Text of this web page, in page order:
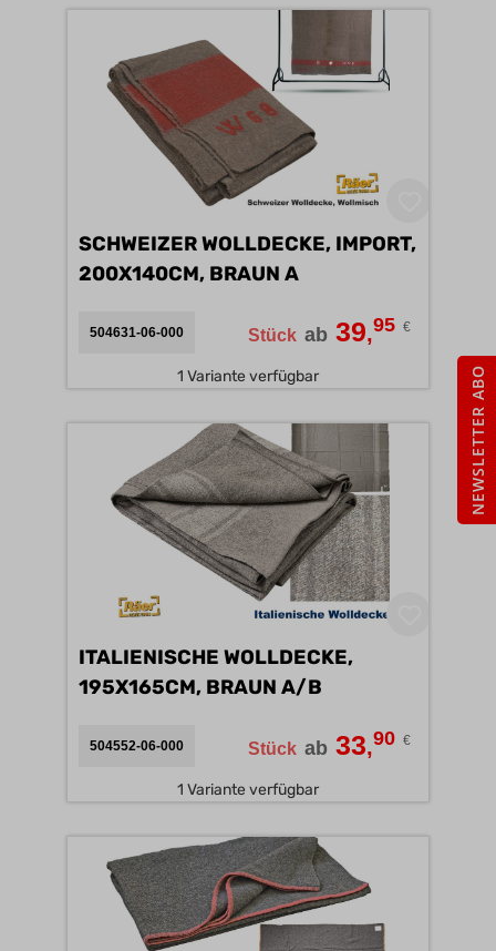
SCHWEIZER WOLLDECKE, IMPORT,
200X140CM, BRAUN A
504631-06-000 Stück ab 39,95 €
1 Variante verfügbar
ITALIENISCHE WOLLDECKE,
195X165CM, BRAUN A/B
504552-06-000 Stück ab 33,90 €
1 Variante verfügbar
NEWSLETTER ABO